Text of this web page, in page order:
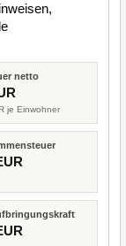
netto
je Einwohner